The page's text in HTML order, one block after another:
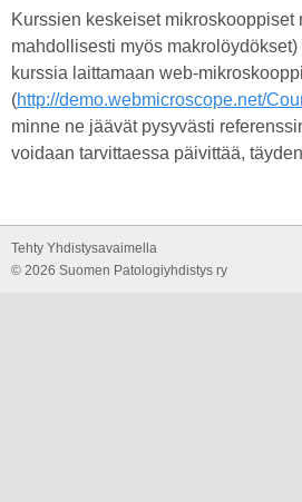
Kurssien keskeiset mikroskooppiset
mahdollisesti myös
kurssia laittamaan web-
(http://demo.webmicroscope.net/
minne ne jäävät pysyvästi
voidaan tarvittaessa päivittää,
Tehty Yhdistysavaimella
© 2026 Suomen Patologiyhdistys ry